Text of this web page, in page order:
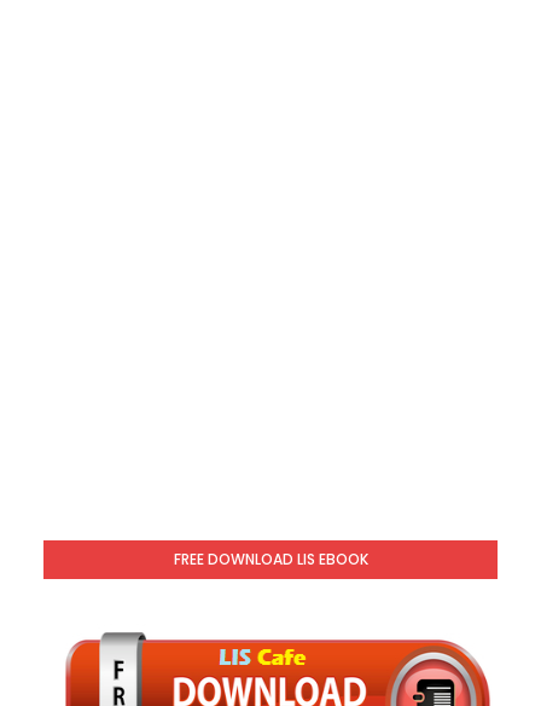
FREE DOWNLOAD LIS EBOOK